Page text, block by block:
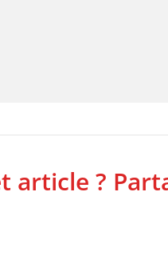
article ?